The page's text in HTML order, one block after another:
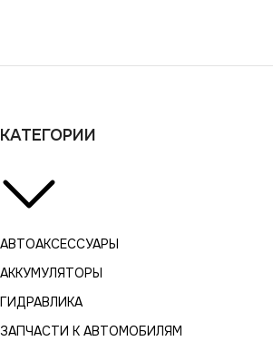
КАТЕГОРИИ
АВТОАКСЕССУАРЫ
АККУМУЛЯТОРЫ
ГИДРАВЛИКА
ЗАПЧАСТИ К АВТОМОБИЛЯМ